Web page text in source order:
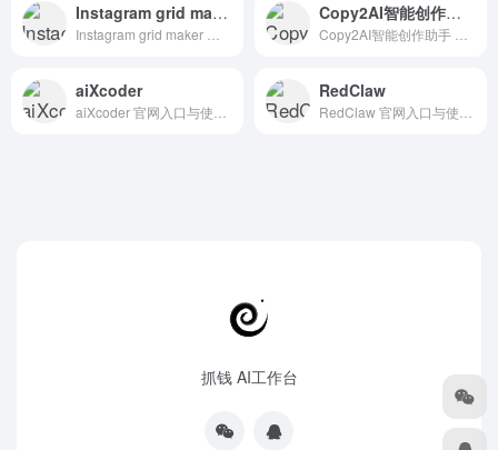
Instagram grid maker Copy2AI智能创作助手
aiXcoder RedClaw
抓钱 AI工作台